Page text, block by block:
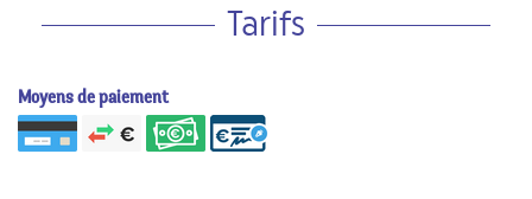
Tarifs
Moyens de paiement